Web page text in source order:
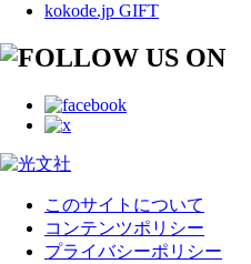
kokode.jp GIFT
このサイトについて
コンテンツポリシー
プライバシーポリシー